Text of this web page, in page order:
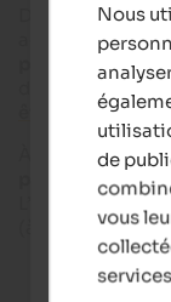
1er juillet au
accessible en
présentation
de circulation.
être effectuées
À partir du16
particulières
L’accès sera
(à l’exception de
Nous
de
vous